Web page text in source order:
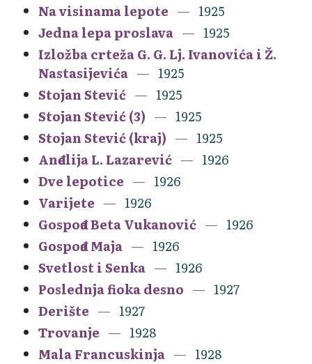
Na visinama lepote
1925
Jedna lepa proslava
1925
Izložba crteža G. G. Lj. Ivanovića i Ž.
Nastasijevića
1925
Stojan Stević
1925
Stojan Stević (3)
1925
Stojan Stević (kraj)
1925
Anđelija L. Lazarević
1926
Dve lepotice
1926
Varijete
1926
Gospođa Beta Vukanović
1926
Gospođa Maja
1926
Svetlost i Senka
1926
Poslednja fioka desno
1927
Derište
1927
Trovanje
1928
Mala Francuskinja
1928